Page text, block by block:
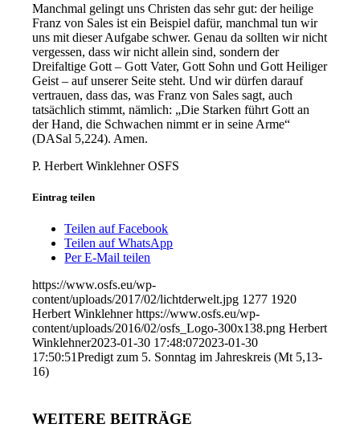
Manchmal gelingt uns Christen das sehr gut: der heilige
Franz von Sales ist ein Beispiel dafür, manchmal tun wir
uns mit dieser Aufgabe schwer. Genau da sollten wir nicht
vergessen, dass wir nicht allein sind, sondern der
Dreifaltige Gott – Gott Vater, Gott Sohn und Gott Heiliger
Geist – auf unserer Seite steht. Und wir dürfen darauf
vertrauen, dass das, was Franz von Sales sagt, auch
tatsächlich stimmt, nämlich: „Die Starken führt Gott an
der Hand, die Schwachen nimmt er in seine Arme“
(DASal 5,224). Amen.
P. Herbert Winklehner OSFS
Eintrag teilen
Teilen auf Facebook
Teilen auf WhatsApp
Per E-Mail teilen
https://www.osfs.eu/wp-
content/uploads/2017/02/lichtderwelt.jpg 1277 1920
Herbert Winklehner https://www.osfs.eu/wp-
content/uploads/2016/02/osfs_Logo-300x138.png Herbert
Winklehner2023-01-30 17:48:072023-01-30
17:50:51Predigt zum 5. Sonntag im Jahreskreis (Mt 5,13-
16)
WEITERE BEITRÄGE